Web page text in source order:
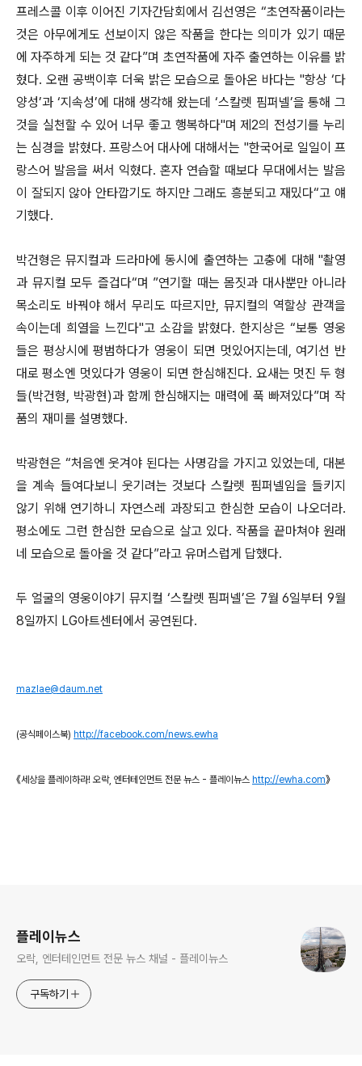
프레스콜 이후 이어진 기자간담회에서 김선영은 “초연작품이라는
것은 아무에게도 선보이지 않은 작품을 한다는 의미가 있기 때문
에 자주하게 되는 것 같다”며 초연작품에 자주 출연하는 이유를 밝
혔다. 오랜 공백이후 더욱 밝은 모습으로 돌아온 바다는 "항상 ‘다
양성’과 ‘지속성’에 대해 생각해 왔는데 ‘스칼렛 핌퍼넬’을 통해 그
것을 실천할 수 있어 너무 좋고 행복하다"며 제2의 전성기를 누리
는 심경을 밝혔다. 프랑스어 대사에 대해서는 "한국어로 일일이 프
랑스어 발음을 써서 익혔다. 혼자 연습할 때보다 무대에서는 발음
이 잘되지 않아 안타깝기도 하지만 그래도 흥분되고 재밌다“고 얘
기했다.
박건형은 뮤지컬과 드라마에 동시에 출연하는 고충에 대해 "촬영
과 뮤지컬 모두 즐겁다“며 ”연기할 때는 몸짓과 대사뿐만 아니라
목소리도 바꿔야 해서 무리도 따르지만, 뮤지컬의 역할상 관객을
속이는데 희열을 느낀다"고 소감을 밝혔다. 한지상은 “보통 영웅
들은 평상시에 평범하다가 영웅이 되면 멋있어지는데, 여기선 반
대로 평소엔 멋있다가 영웅이 되면 한심해진다. 요새는 멋진 두 형
들(박건형, 박광현)과 함께 한심해지는 매력에 푹 빠져있다”며 작
품의 재미를 설명했다.
박광현은 “처음엔 웃겨야 된다는 사명감을 가지고 있었는데, 대본
을 계속 들여다보니 웃기려는 것보다 스칼렛 핌퍼넬임을 들키지
않기 위해 연기하니 자연스레 과장되고 한심한 모습이 나오더라.
평소에도 그런 한심한 모습으로 살고 있다. 작품을 끝마쳐야 원래
네 모습으로 돌아올 것 같다”라고 유머스럽게 답했다.
두 얼굴의 영웅이야기 뮤지컬 ‘스칼렛 핌퍼넬’은 7월 6일부터 9월
8일까지 LG아트센터에서 공연된다.
mazlae@daum.net
(공식페이스북) http://facebook.com/news.ewha
《세상을 플레이하라! 오락, 엔터테인먼트 전문 뉴스 - 플레이뉴스 http://ewha.com》
플레이뉴스
오락, 엔터테인먼트 전문 뉴스 채널 - 플레이뉴스
구독하기